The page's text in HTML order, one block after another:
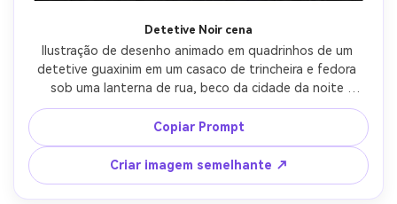
Detetive Noir cena
Ilustração de desenho animado em quadrinhos de um
detetive guaxinim em um casaco de trincheira e fedora
sob uma lanterna de rua, beco da cidade da noite
chuvosa, sombras dramáticas, paleta de cores limitada
com um sotaque brilhante, contornos de tinta ousada,
atmosfera humorosa, segurando um caderno e lupa,
molduras cinematográficas, lente de 85mm, profundidade
de campo rasa-AR 4:5
Copiar Prompt
Criar imagem semelhante ↗